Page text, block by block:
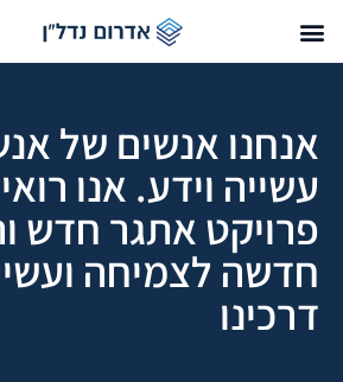
אנחנו אנשים של
עשייה וידע. אנו
פרויקט אתגר חדש
חדשה לצמיחה
דרכינו